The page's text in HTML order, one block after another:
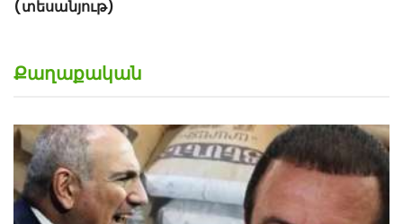
(տեսանյութ)
Քաղաքական